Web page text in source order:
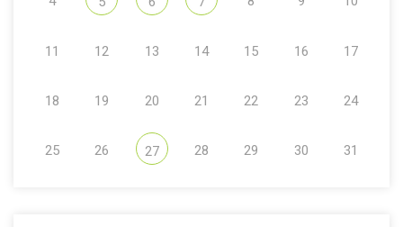
11 12 13 14 15 16 17
18 19 20 21 22 23 24
25 26 27 28 29 30 31